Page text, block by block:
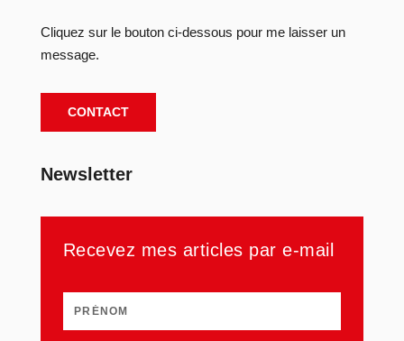
Cliquez sur le bouton ci-dessous pour me laisser un
message.
CONTACT
Newsletter
Recevez mes articles par e-mail